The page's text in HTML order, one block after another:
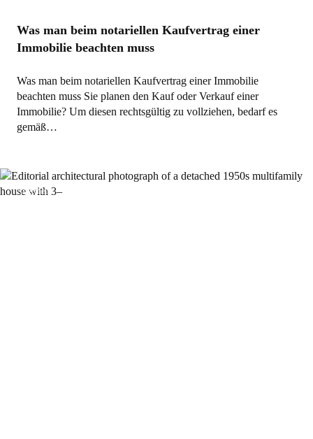
Was man beim notariellen Kaufvertrag einer
Immobilie beachten muss
Was man beim notariellen Kaufvertrag einer Immobilie
beachten muss Sie planen den Kauf oder Verkauf einer
Immobilie? Um diesen rechtsgültig zu vollziehen, bedarf es
gemäß…
Allgemein